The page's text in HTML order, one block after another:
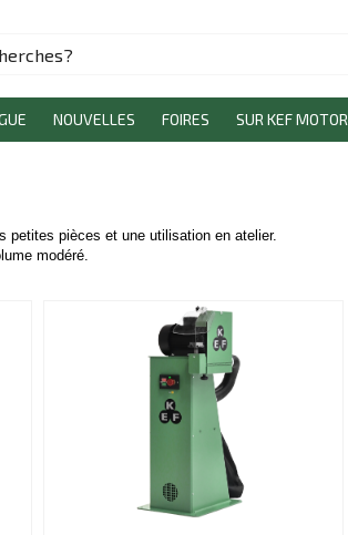
NOUVELLES FOIRES SUR KEF MOTOR
petites pièces et une utilisation en atelier.
modéré.